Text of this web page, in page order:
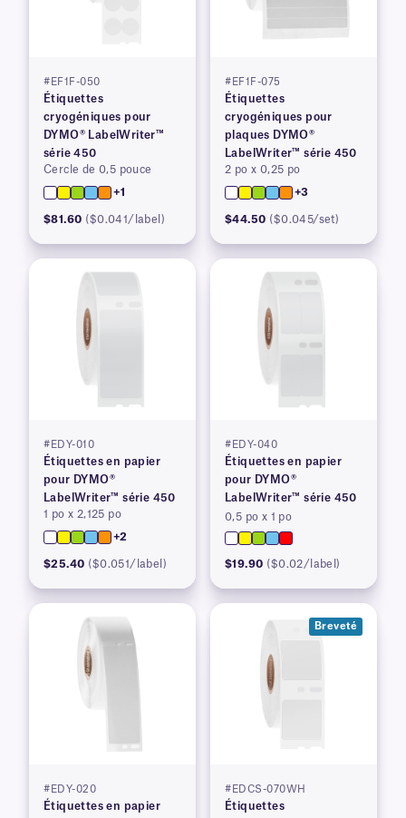
#EF1F-050
Étiquettes
cryogéniques pour
DYMO® LabelWriter™
série 450
Cercle de 0,5 pouce
+1
$81.60 ($0.041/label)
#EF1F-075
Étiquettes
cryogéniques pour
plaques DYMO®
LabelWriter™ série 450
2 po x 0,25 po
+3
$44.50 ($0.045/set)
#EDY-010
Étiquettes en papier
pour DYMO®
LabelWriter™ série 450
1 po x 2,125 po
+2
$25.40 ($0.051/label)
#EDY-040
Étiquettes en papier
pour DYMO®
LabelWriter™ série 450
0,5 po x 1 po
$19.90 ($0.02/label)
#EDY-020
Étiquettes en papier
Breveté
#EDCS-070WH
Étiquettes